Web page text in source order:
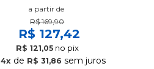
a partir de
R$ 169,90
R$ 127,42
R$ 121,05 no pix
4xde R$ 31,86 sem juros